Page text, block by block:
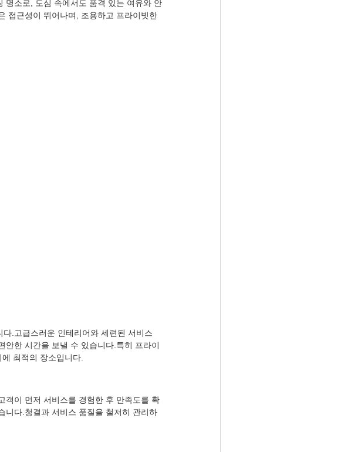
명소로, 도심 속에서도 품격 있는 여유와 안
접근성이 뛰어나며, 조용하고 프라이빗한
.고급스러운 인테리어와 세련된 서비스
안한 시간을 보낼 수 있습니다.특히 프라이
최적의 장소입니다.
객이 먼저 서비스를 경험한 후 만족도를 확
니다.청결과 서비스 품질을 철저히 관리하